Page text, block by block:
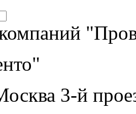
3-й